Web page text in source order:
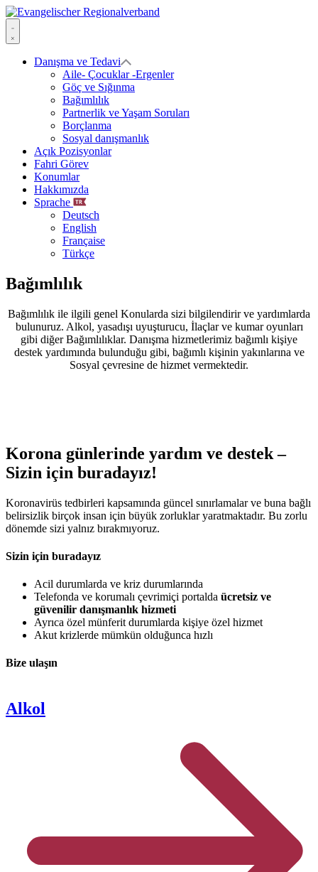
Skip
to
content
Evangelischer
Regionalverband
Menu
Danışma ve Tedavi
Aile- Çocuklar -Ergenler
Göç ve Sığınma
Bağımlılık
Partnerlik ve Yaşam Soruları
Borçlanma
Sosyal danışmanlık
Açık Pozisyonlar
Fahri Görev
Konumlar
Hakkımızda
Sprache
Deutsch
English
Française
Türkçe
Bağımlılık
Bağımlılık ile ilgili genel Konularda sizi bilgilendirir ve yardımlarda
bulunuruz. Alkol, yasadışı uyuşturucu, İlaçlar ve kumar oyunları
gibi diğer Bağımlılıklar. Danışma hizmetlerimiz bağımlı kişiye
destek yardımında bulunduğu gibi, bağımlı kişinin yakınlarına ve
Sosyal çevresine de hizmet vermektedir.
Korona günlerinde yardım ve destek –
Sizin için buradayız!
Koronavirüs tedbirleri kapsamında güncel sınırlamalar ve buna bağlı
belirsizlik birçok insan için büyük zorluklar yaratmaktadır. Bu zorlu
dönemde sizi yalnız bırakmıyoruz.
Sizin için buradayız
Acil durumlarda ve kriz durumlarında
Telefonda ve korumalı çevrimiçi portalda ücretsiz ve
güvenilir danışmanlık hizmeti
Ayrıca özel münferit durumlarda kişiye özel hizmet
Akut krizlerde mümkün olduğunca hızlı
Bize ulaşın
Alkol